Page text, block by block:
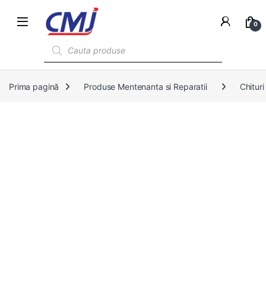
0
Prima pagină Produse Mentenanta si Reparatii